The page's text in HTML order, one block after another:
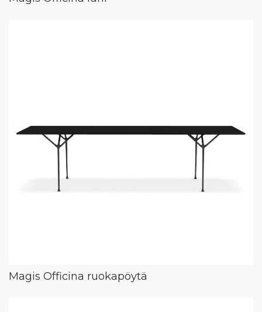
Magis Officina ruokapöytä